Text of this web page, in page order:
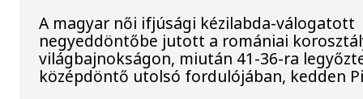
A magyar női ifjúsági kézilabda-válogatott
negyeddöntőbe jutott a romániai
világbajnokságon, miután 41-36-ra
középdöntő utolsó fordulójában, kedden